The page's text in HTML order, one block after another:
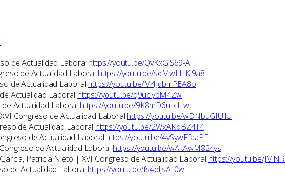
de Actualidad Laboral https://youtu.be/QvKxGiS69-A
de Actualidad Laboral https://youtu.be/sqMwLHKl9a8
de Actualidad Laboral https://youtu.be/M4JdbmPEA8o
Actualidad Laboral https://youtu.be/q9uclybM4Zw
Actualidad Laboral https://youtu.be/9K8mD6u_cHw
Congreso de Actualidad Laboral https://youtu.be/wDNbuGIUllU
de Actualidad Laboral https://youtu.be/2WxAKoBZ4T4
de Actualidad Laboral https://youtu.be/4vSywFfaaPE
de Actualidad Laboral https://youtu.be/wAkAwM824ys
Patricia Nieto | XVI Congreso de Actualidad Laboral https://youtu.be/
de Actualidad Laboral https://youtu.be/fs4qlJsA_0w